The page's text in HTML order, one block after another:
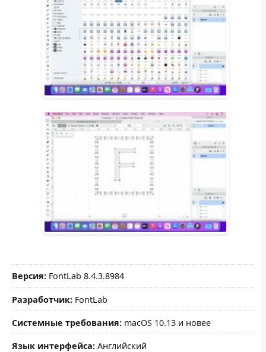
Версия: FontLab 8.4.3.8984
Разработчик: FontLab
Системные требования: macOS 10.13 и новее
Язык интерфейса: Английский